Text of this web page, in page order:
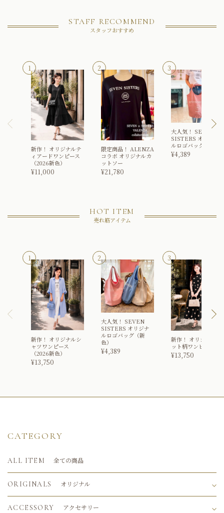
STAFF RECOMMEND
スタッフおすすめ
新作！ オリジナルテ
ィアードワンピース
（2026新色）
¥11,000
限定商品！ ALENZA
コラボ オリジナルカ
ットソー
¥21,780
大人気！ SEVEN
SISTERS オリジナ
ルロゴバッグ
¥4,389
HOT ITEM
売れ筋アイテム
新作！ オリジナルシ
ャツワンピース
（2026新色）
¥13,750
大人気！ SEVEN
SISTERS オリジナ
ルロゴバッグ（新
色）
¥4,389
新作！ オリジナルド
ット柄ワンピース
¥13,750
CATEGORY
ALL ITEM 全ての商品
ORIGINALS オリジナル
ACCESSORY アクセサリー